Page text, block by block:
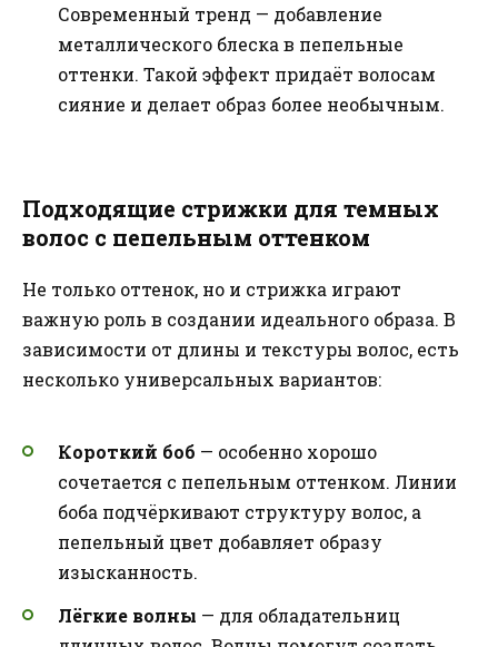
Современный тренд — добавление
металлического блеска в пепельные
оттенки. Такой эффект придаёт волосам
сияние и делает образ более необычным.
Подходящие стрижки для темных
волос с пепельным оттенком
Не только оттенок, но и стрижка играют
важную роль в создании идеального образа. В
зависимости от длины и текстуры волос, есть
несколько универсальных вариантов:
Короткий боб — особенно хорошо
сочетается с пепельным оттенком. Линии
боба подчёркивают структуру волос, а
пепельный цвет добавляет образу
изысканность.
Лёгкие волны — для обладательниц